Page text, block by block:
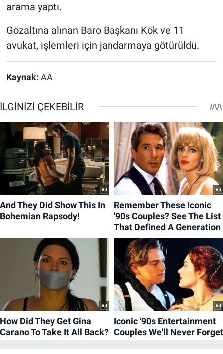
arama yaptı.
Gözaltına alınan Baro Başkanı Kök ve 11
avukat, işlemleri için jandarmaya götürüldü.
Kaynak: AA